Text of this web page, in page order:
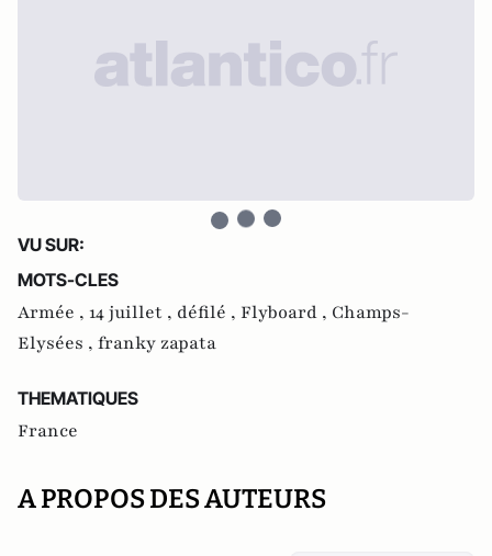
VU SUR:
MOTS-CLES
Armée , 14 juillet , défilé , Flyboard , Champs-
Elysées , franky zapata
THEMATIQUES
France
A PROPOS DES AUTEURS